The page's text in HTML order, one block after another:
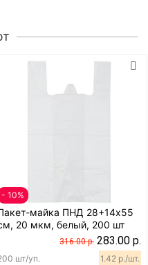
- 10%
майка ПНД 28+14х55
20 мкм, белый, 200 шт
316.00 р. 283.00 р.
шт/уп. 1.42 р./шт.